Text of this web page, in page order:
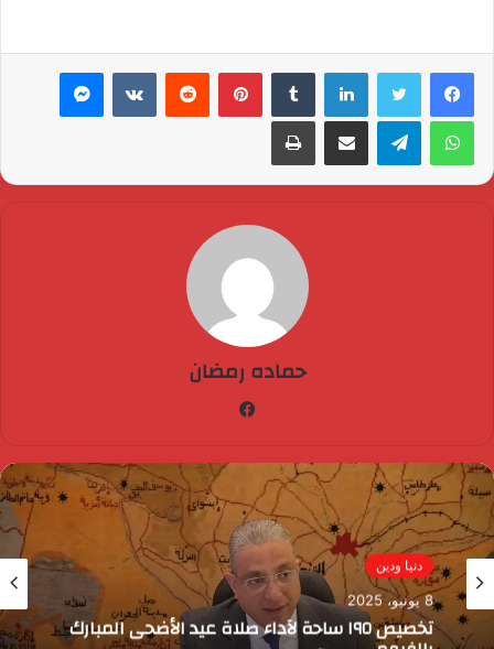
لينكدإن بينتيريست ماسنجر
واتساب تيلقرام مشاركة عبر البريد طباعة
حماده رمضان
دنيا ودين
8 يونيو، 2025
تخصيص ١٩٥ ساحة لآداء صلاة عيد الأضحى المبارك